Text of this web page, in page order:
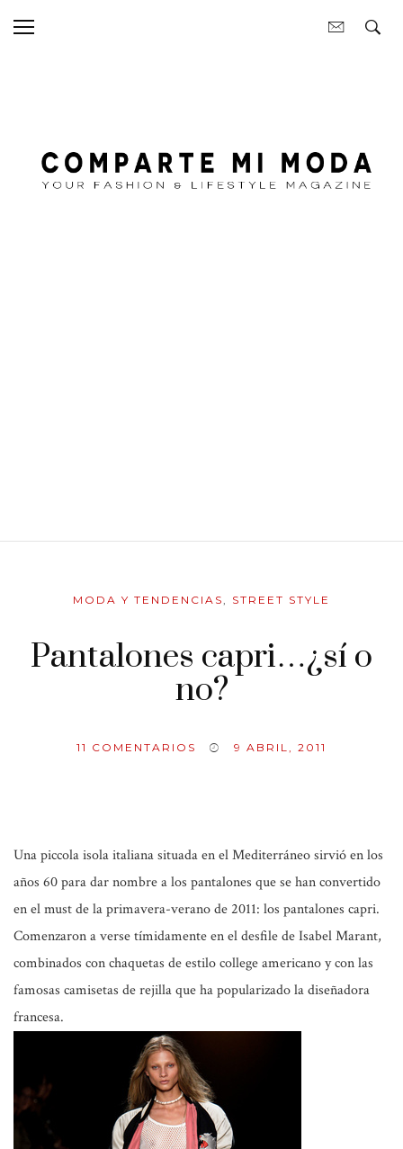
MODA Y TENDENCIAS, STREET STYLE
Pantalones capri…¿sí o
no?
11 COMENTARIOS 9 ABRIL, 2011
Unapiccola isola italianasituada en el Mediterráneo sirvió en los
años 60 para dar nombre a los pantalones que se han convertido
en elmustde la primavera-verano de 2011: los pantalones capri.
Comenzaron a verse tímidamente en el desfile deIsabel Marant,
combinados con chaquetas de estilocollegeamericano y con las
famosas camisetas de rejilla que ha popularizado la diseñadora
francesa.